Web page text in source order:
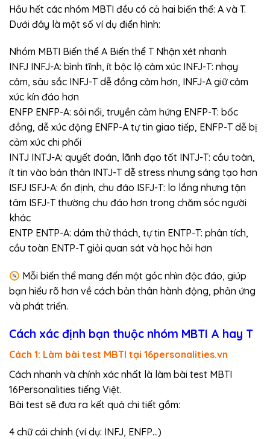
Hầu hết các nhóm MBTI đều có cả hai biến thể: A và T.
Dưới đây là một số ví dụ điển hình:
Nhóm MBTI Biến thể A Biến thể T Nhận xét nhanh
INFJ INFJ-A: bình tĩnh, ít bộc lộ cảm xúc INFJ-T: nhạy
cảm, sâu sắc INFJ-T dễ đồng cảm hơn, INFJ-A giữ cảm
xúc kín đáo hơn
ENFP ENFP-A: sôi nổi, truyền cảm hứng ENFP-T: bốc
đồng, dễ xúc động ENFP-A tự tin giao tiếp, ENFP-T dễ bị
cảm xúc chi phối
INTJ INTJ-A: quyết đoán, lãnh đạo tốt INTJ-T: cầu toàn,
ít tin vào bản thân INTJ-T dễ stress nhưng sáng tạo hơn
ISFJ ISFJ-A: ổn định, chu đáo ISFJ-T: lo lắng nhưng tận
tâm ISFJ-T thường chu đáo hơn trong chăm sóc người
khác
ENTP ENTP-A: dám thử thách, tự tin ENTP-T: phân tích,
cầu toàn ENTP-T giỏi quan sát và học hỏi hơn
Mỗi biến thể mang đến một góc nhìn độc đáo, giúp
bạn hiểu rõ hơn về cách bản thân hành động, phản ứng
và phát triển.
Cách xác định bạn thuộc nhóm MBTI A hay T
Cách 1: Làm bài test MBTI tại 16personalities.vn
Cách nhanh và chính xác nhất là làm bài test MBTI
16Personalities tiếng Việt.
Bài test sẽ đưa ra kết quả chi tiết gồm:
4 chữ cái chính (ví dụ: INFJ, ENFP…)